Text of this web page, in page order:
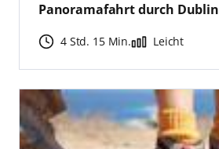
Panoramafahrt durch Dublin
4 Std. 15 Min. Leicht